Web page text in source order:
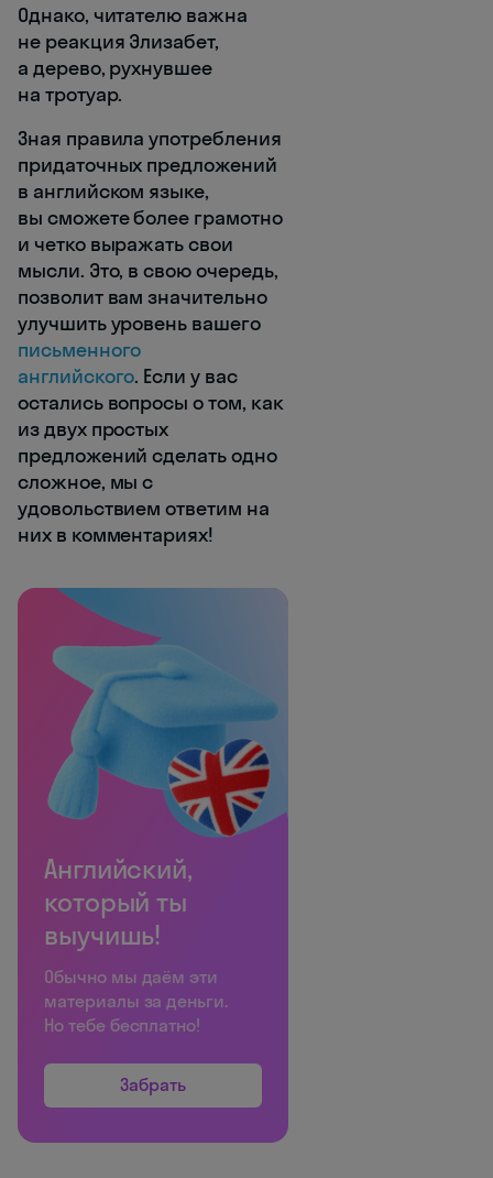
Однако, читателю важна
не реакция Элизабет,
а дерево, рухнувшее
на тротуар.
Зная правила употребления
придаточных предложений
в английском языке,
вы сможете более грамотно
и четко выражать свои
мысли. Это, в свою очередь,
позволит вам значительно
улучшить уровень вашего
письменного
английского. Если у вас
остались вопросы о том, как
из двух простых
предложений сделать одно
сложное, мы с
удовольствием ответим на
них в комментариях!
Английский,
который ты
выучишь!
Обычно мы даём эти
материалы за деньги.
Но тебе бесплатно!
Забрать